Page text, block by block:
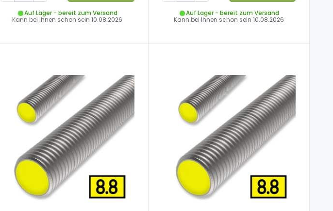
Auf Lager - bereit zum Versand
Kann bei Ihnen schon sein10.08.2026
Auf Lager - bereit zum Versand
Kann bei Ihnen schon sein 10.08.2026